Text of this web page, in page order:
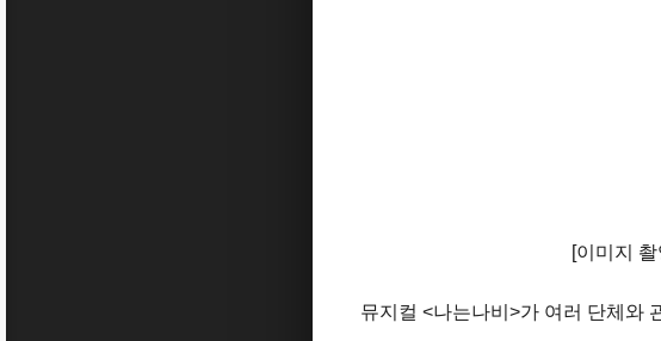
[이미지
뮤지컬 <나는나비>가 여러 단체와